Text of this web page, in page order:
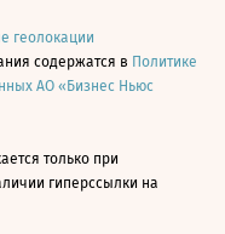
геолокации
содержатся в Политике
АО «Бизнес Ньюс
только при
гиперссылки на